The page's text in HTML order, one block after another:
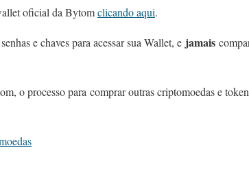
oficial da Bytomclicando aqui.
e chaves para acessar sua Wallet, e jamais
o processo para comprar outras criptomoedas e